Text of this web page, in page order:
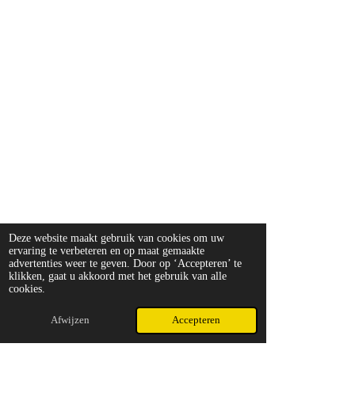
Deze website maakt gebruik van cookies om uw
ervaring te verbeteren en op maat gemaakte
advertenties weer te geven. Door op ‘Accepteren’ te
klikken, gaat u akkoord met het gebruik van alle
cookies.
Afwijzen Accepteren